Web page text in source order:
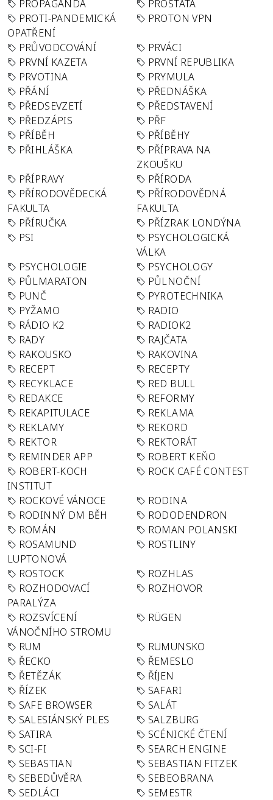
PROPAGANDA
PROSTATA
PROTI-PANDEMICKÁ
OPATŘENÍ
PROTON VPN
PRŮVODCOVÁNÍ
PRVÁCI
PRVNÍ KAZETA
PRVNÍ REPUBLIKA
PRVOTINA
PRYMULA
PŘÁNÍ
PŘEDNÁŠKA
PŘEDSEVZETÍ
PŘEDSTAVENÍ
PŘEDZÁPIS
PŘF
PŘÍBĚH
PŘÍBĚHY
PŘIHLÁŠKA
PŘÍPRAVA NA
ZKOUŠKU
PŘÍPRAVY
PŘÍRODA
PŘÍRODOVĚDECKÁ
FAKULTA
PŘÍRODOVĚDNÁ
FAKULTA
PŘÍRUČKA
PŘÍZRAK LONDÝNA
PSI
PSYCHOLOGICKÁ
VÁLKA
PSYCHOLOGIE
PSYCHOLOGY
PŮLMARATON
PŮLNOČNÍ
PUNČ
PYROTECHNIKA
PYŽAMO
RADIO
RÁDIO K2
RADIOK2
RADY
RAJČATA
RAKOUSKO
RAKOVINA
RECEPT
RECEPTY
RECYKLACE
RED BULL
REDAKCE
REFORMY
REKAPITULACE
REKLAMA
REKLAMY
REKORD
REKTOR
REKTORÁT
REMINDER APP
ROBERT KEŇO
ROBERT-KOCH
INSTITUT
ROCK CAFÉ CONTEST
ROCKOVÉ VÁNOCE
RODINA
RODINNÝ DM BĚH
RODODENDRON
ROMÁN
ROMAN POLANSKI
ROSAMUND
LUPTONOVÁ
ROSTLINY
ROSTOCK
ROZHLAS
ROZHODOVACÍ
PARALÝZA
ROZHOVOR
ROZSVÍCENÍ
VÁNOČNÍHO STROMU
RÜGEN
RUM
RUMUNSKO
ŘECKO
ŘEMESLO
ŘETĚZÁK
ŘÍJEN
ŘÍZEK
SAFARI
SAFE BROWSER
SALÁT
SALESIÁNSKÝ PLES
SALZBURG
SATIRA
SCÉNICKÉ ČTENÍ
SCI-FI
SEARCH ENGINE
SEBASTIAN
SEBASTIAN FITZEK
SEBEDŮVĚRA
SEBEOBRANA
SEDLÁCI
SEMESTR